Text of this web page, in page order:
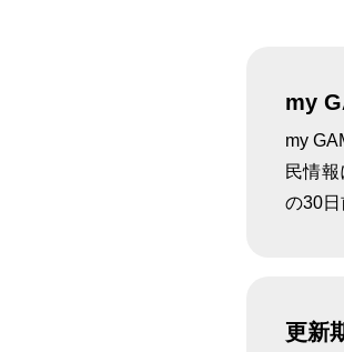
my
my
民情
の30日
更新